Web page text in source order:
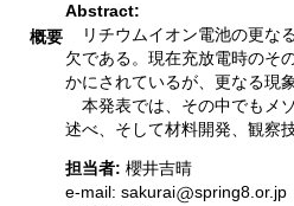
概要
Abstract:
リチウムイオン電池の更な
欠である。現在充放電時のそ
かにされているが、更なる現
本発表では、その中でもメ
述べ、そして材料開発、観察
担当者:櫻井吉晴
e-mail: sakurai
spring8.or.jp